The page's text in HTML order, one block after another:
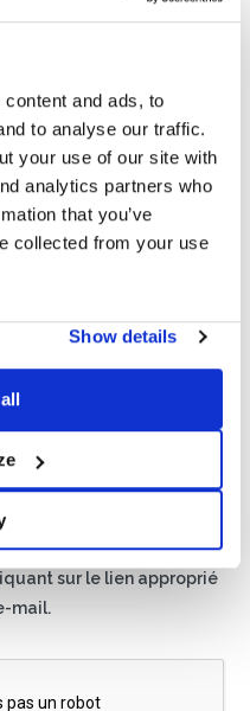
and ads, to
to analyse our traffic.
your use of our site with
analytics partners who
that you’ve
collected from your use
Show details
conformément
confidentialité
de recevoir du
et services fournis par
Vous pouvez vous
sur le lien approprié
mail.